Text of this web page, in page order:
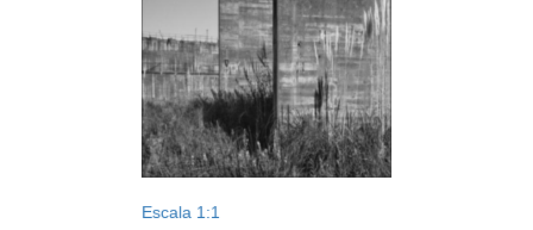
Escala 1:1